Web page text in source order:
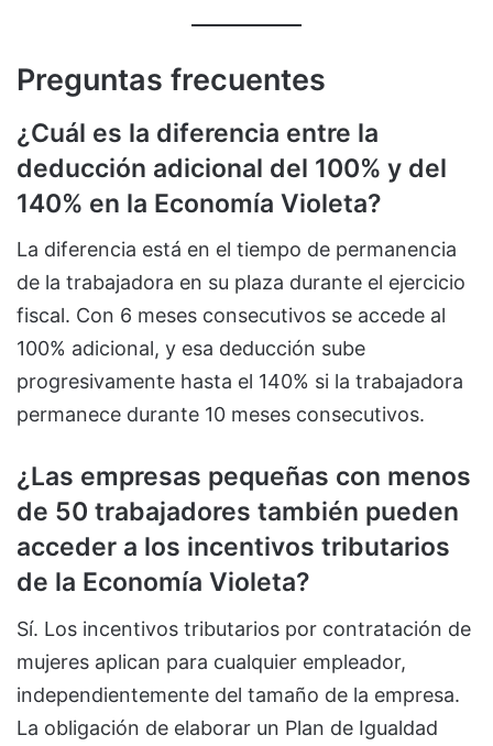
Preguntas frecuentes
¿Cuál es la diferencia entre la
deducción adicional del 100% y del
140% en la Economía Violeta?
La diferencia está en el tiempo de permanencia
de la trabajadora en su plaza durante el ejercicio
fiscal. Con 6 meses consecutivos se accede al
100% adicional, y esa deducción sube
progresivamente hasta el 140% si la trabajadora
permanece durante 10 meses consecutivos.
¿Las empresas pequeñas con menos
de 50 trabajadores también pueden
acceder a los incentivos tributarios
de la Economía Violeta?
Sí. Los incentivos tributarios por contratación de
mujeres aplican para cualquier empleador,
independientemente del tamaño de la empresa.
La obligación de elaborar un Plan de Igualdad